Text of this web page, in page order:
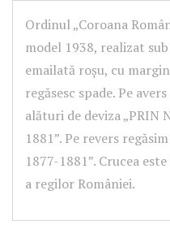
Ordinul „Coroana
model 1938, realizat
emailată roșu, cu
regăsesc spade. Pe
alături de deviza „PRIN
1881”. Pe revers
1877-1881”. Crucea
a regilor României.